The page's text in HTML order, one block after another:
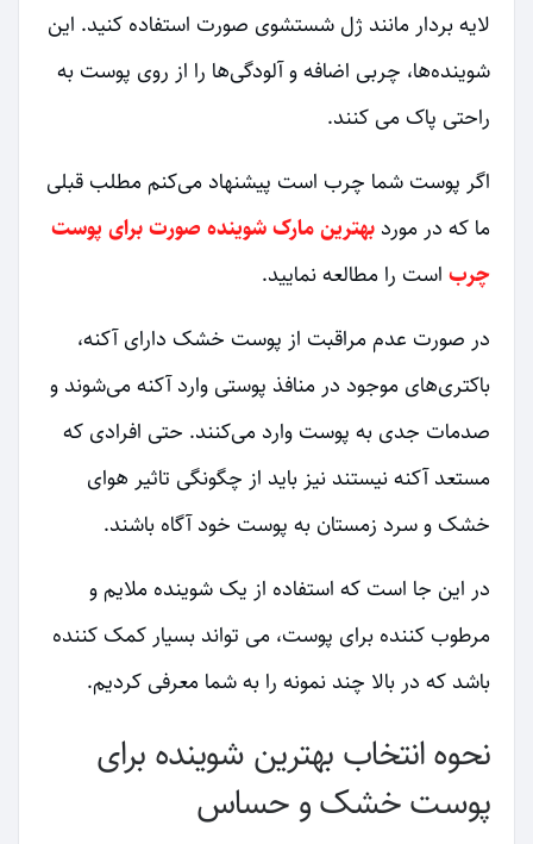
لایه بردار مانند ژل شستشوی صورت استفاده کنید. این
شوینده‌ها، چربی اضافه و آلودگی‌ها را از روی پوست به
راحتی پاک می کنند.
اگر پوست شما چرب است پیشنهاد می‌کنم مطلب قبلی
ما که در مورد بهترین مارک شوینده صورت برای پوست
چرب است را مطالعه نمایید.
در صورت عدم مراقبت از پوست خشک دارای آکنه،
باکتری‌های موجود در منافذ پوستی وارد آکنه می‌شوند و
صدمات جدی به پوست وارد می‌کنند. حتی افرادی که
مستعد آکنه نیستند نیز باید از چگونگی تاثیر هوای
خشک و سرد زمستان به پوست خود آگاه باشند.
در این جا است که استفاده از یک شوینده ملایم و
مرطوب کننده برای پوست، می تواند بسیار کمک کننده
باشد که در بالا چند نمونه را به شما معرفی کردیم.
نحوه انتخاب بهترین شوینده برای
پوست خشک و حساس